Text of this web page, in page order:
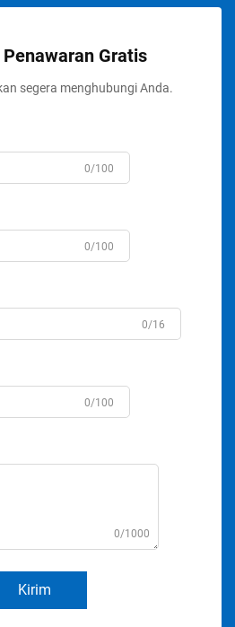
Gratis
segera menghubungi Anda.
0/100
0/100
0/16
0/100
0/1000
Kirim